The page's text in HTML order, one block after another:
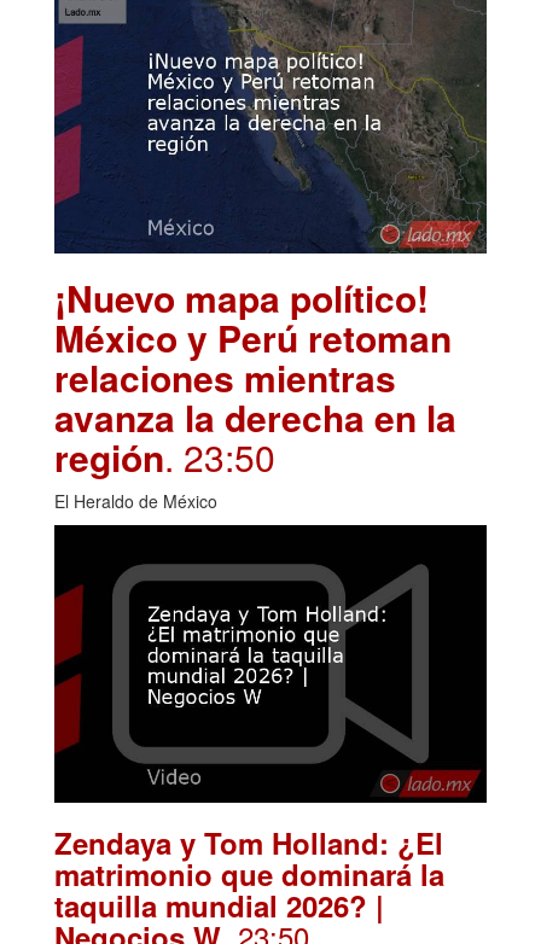
¡Nuevo mapa político!
México y Perú retoman
relaciones mientras
avanza la derecha en la
región. 23:50
El Heraldo de México
Zendaya y Tom Holland: ¿El
matrimonio que dominará la
taquilla mundial 2026? |